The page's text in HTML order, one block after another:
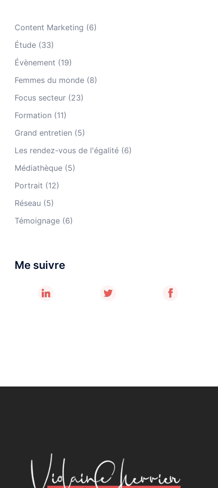
Content Marketing (6)
Étude (33)
Évènement (19)
Femmes du monde (8)
Focus secteur (23)
Formation (11)
Grand entretien (5)
Les rendez-vous de l'égalité (6)
Médiathèque (5)
Portrait (12)
Réseau (5)
Témoignage (6)
Me suivre